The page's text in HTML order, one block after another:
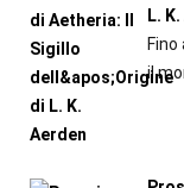
L.
il